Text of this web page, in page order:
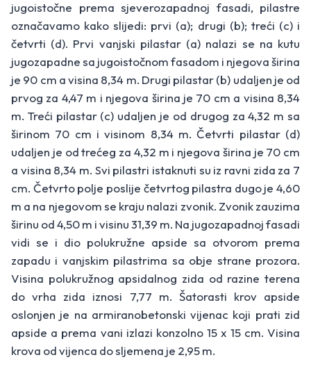
jugoistočne prema sjeverozapadnoj fasadi, pilastre
označavamo kako slijedi: prvi (a); drugi (b); treći (c) i
četvrti (d). Prvi vanjski pilastar (a) nalazi se na kutu
jugozapadne sa jugoistočnom fasadom i njegova širina
je 90 cm a visina 8,34 m. Drugi pilastar (b) udaljen je od
prvog za 4,47 m i njegova širina je 70 cm a visina 8,34
m. Treći pilastar (c) udaljen je od drugog za 4,32 m sa
širinom 70 cm i visinom 8,34 m. Četvrti pilastar (d)
udaljen je od trećeg za 4,32 m i njegova širina je 70 cm
a visina 8,34 m. Svi pilastri istaknuti su iz ravni zida za 7
cm. Četvrto polje poslije četvrtog pilastra dugo je 4,60
m a na njegovom se kraju nalazi zvonik. Zvonik zauzima
širinu od 4,50 m i visinu 31,39 m. Na jugozapadnoj fasadi
vidi se i dio polukružne apside sa otvorom prema
zapadu i vanjskim pilastrima sa obje strane prozora.
Visina polukružnog apsidalnog zida od razine terena
do vrha zida iznosi 7,77 m. Šatorasti krov apside
oslonjen je na armiranobetonski vijenac koji prati zid
apside a prema vani izlazi konzolno 15 x 15 cm. Visina
krova od vijenca do sljemena je 2,95 m.